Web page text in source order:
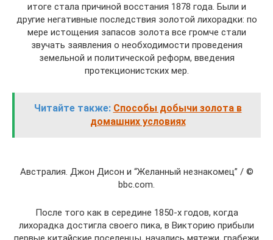
итоге стала причиной восстания 1878 года. Были и
другие негативные последствия золотой лихорадки: по
мере истощения запасов золота все громче стали
звучать заявления о необходимости проведения
земельной и политической реформ, введения
протекционистских мер.
Читайте также: Способы добычи золота в
домашних условиях
Австралия. Джон Дисон и “Желанный незнакомец” / ©
bbc.com.
После того как в середине 1850-х годов, когда
лихорадка достигла своего пика, в Викторию прибыли